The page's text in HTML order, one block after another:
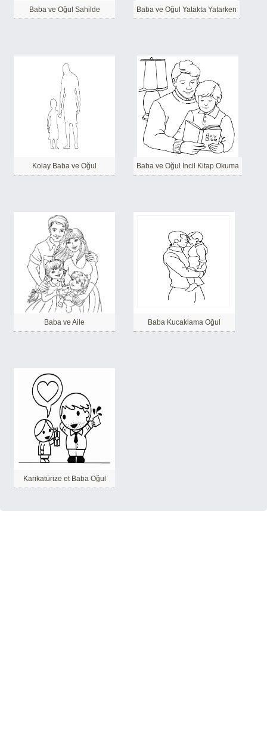
Baba ve Oğul Sahilde Baba ve Oğul Yatakta Yatarken
Kolay Baba ve Oğul Baba ve Oğul İncil Kitap Okuma
Baba ve Aile Baba Kucaklama Oğul
Karikatürize et Baba Oğul